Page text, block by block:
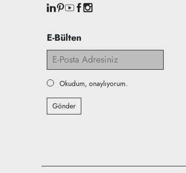
E-Bülten
Okudum, onaylıyorum.
Gönder